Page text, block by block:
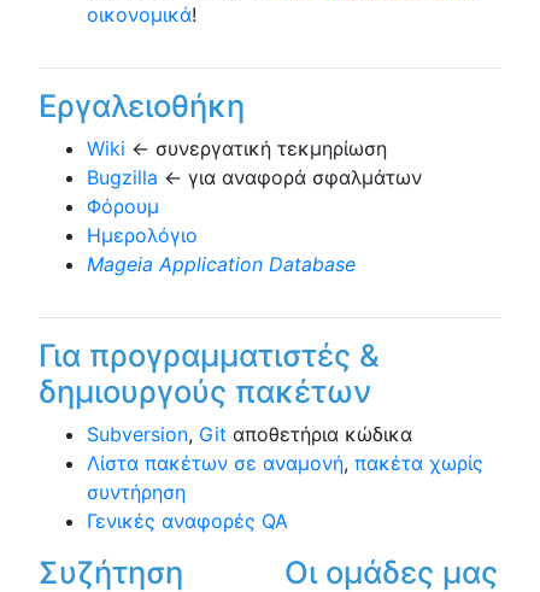
οικονομικά!
Εργαλειοθήκη
Wiki ← συνεργατική τεκμηρίωση
Bugzilla ← για αναφορά σφαλμάτων
Φόρουμ
Ημερολόγιο
Mageia Application Database
Για προγραμματιστές &
δημιουργούς πακέτων
Subversion, Git αποθετήρια κώδικα
Λίστα πακέτων σε αναμονή, πακέτα χωρίς
συντήρηση
Γενικές αναφορές QA
Συζήτηση Οι ομάδες μας